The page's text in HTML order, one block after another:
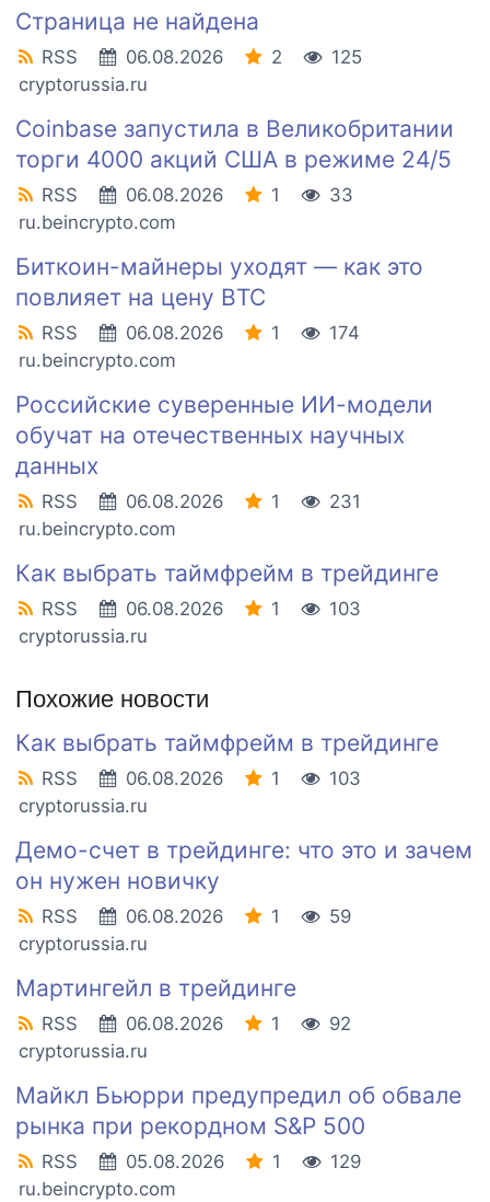
Страница не найдена
RSS 06.08.2026 2
125
cryptorussia.ru
Coinbase запустила в Великобритании
торги 4000 акций США в режиме 24/5
RSS 06.08.2026 1
33
ru.beincrypto.com
Биткоин-майнеры уходят — как это
повлияет на цену BTC
RSS 06.08.2026 1
174
ru.beincrypto.com
Российские суверенные ИИ-модели
обучат на отечественных научных
данных
RSS 06.08.2026 1
231
ru.beincrypto.com
Как выбрать таймфрейм в трейдинге
RSS 06.08.2026 1
103
cryptorussia.ru
Похожие новости
Как выбрать таймфрейм в трейдинге
RSS 06.08.2026 1
103
cryptorussia.ru
Демо-счет в трейдинге: что это и зачем
он нужен новичку
RSS 06.08.2026 1
59
cryptorussia.ru
Мартингейл в трейдинге
RSS 06.08.2026 1
92
cryptorussia.ru
Майкл Бьюрри предупредил об обвале
рынка при рекордном S&P 500
RSS 05.08.2026 1
129
ru.beincrypto.com